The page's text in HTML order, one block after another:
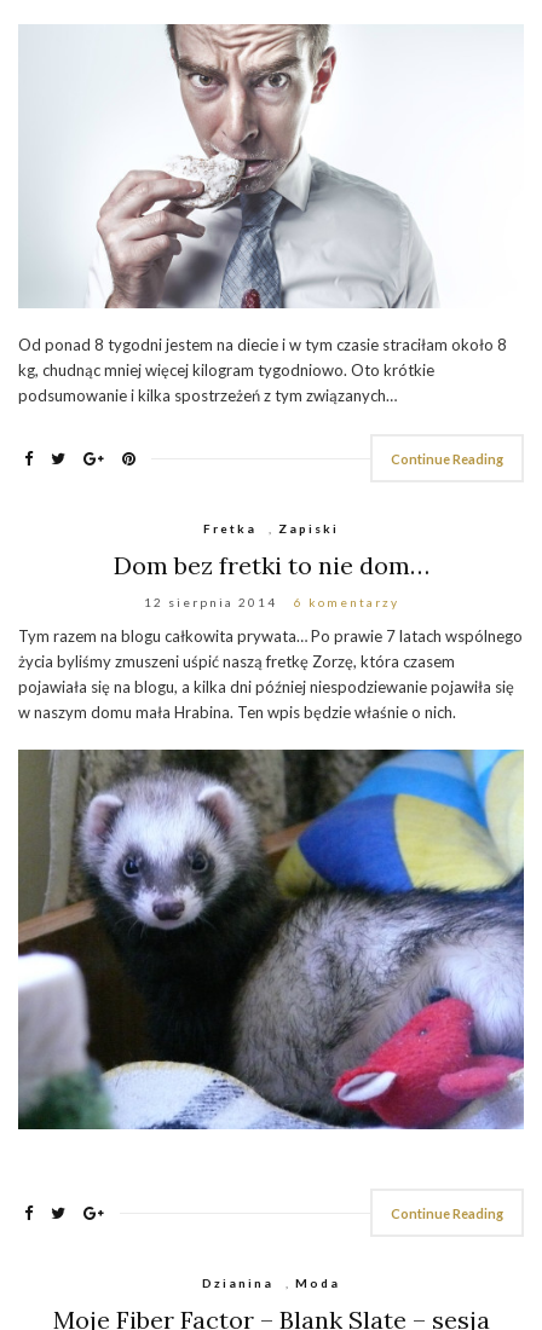
Od ponad 8 tygodni jestem na diecie i w tym czasie straciłam około 8
kg, chudnąc mniej więcej kilogram tygodniowo. Oto krótkie
podsumowanie i kilka spostrzeżeń z tym związanych…
Continue Reading
Fretka Zapiski
Dom bez fretki to nie dom…
12 sierpnia 2014 6 komentarzy
Tym razem na blogu całkowita prywata… Po prawie 7 latach wspólnego
życia byliśmy zmuszeni uśpić naszą fretkę Zorzę, która czasem
pojawiała się na blogu, a kilka dni później niespodziewanie pojawiła się
w naszym domu mała Hrabina. Ten wpis będzie właśnie o nich.
Continue Reading
Dzianina Moda
Moje Fiber Factor – Blank Slate – sesja